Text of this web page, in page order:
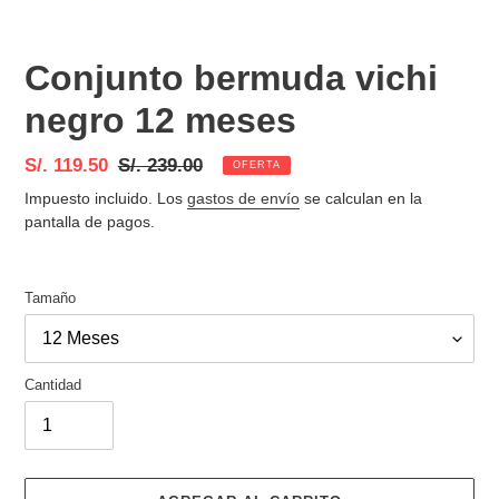
Conjunto bermuda vichi
negro 12 meses
Precio
de
venta
S/. 119.50 Precio
habitual
S/. 239.00 OFERTA
Impuesto incluido. Los gastos de envío se calculan en la
pantalla de pagos.
Tamaño
Cantidad